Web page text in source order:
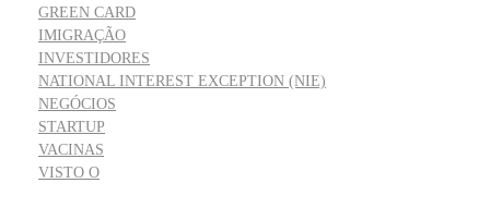
GREEN CARD
IMIGRAÇÃO
INVESTIDORES
NATIONAL INTEREST EXCEPTION (NIE)
NEGÓCIOS
STARTUP
VACINAS
VISTO O